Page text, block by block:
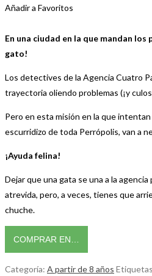
Añadir a Favoritos
En una ciudad en la que mandan
gato!
Los detectives de la Agencia Cuatro
trayectoria oliendo problemas (¡y
Pero en esta misión en la que
escurridizo de toda Perrópolis, van a
¡Ayuda felina!
Dejar que una gata se una a la
atrevida, pero, a veces, tienes que
chuche.
COMPRAR EN…
Categoría: A partir de 8 años